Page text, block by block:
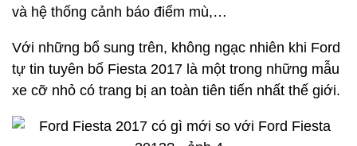
và hệ thống cảnh báo điểm mù,…
Với những bổ sung trên, không ngạc nhiên khi Ford
tự tin tuyên bố Fiesta 2017 là một trong những mẫu
xe cỡ nhỏ có trang bị an toàn tiên tiến nhất thế giới.